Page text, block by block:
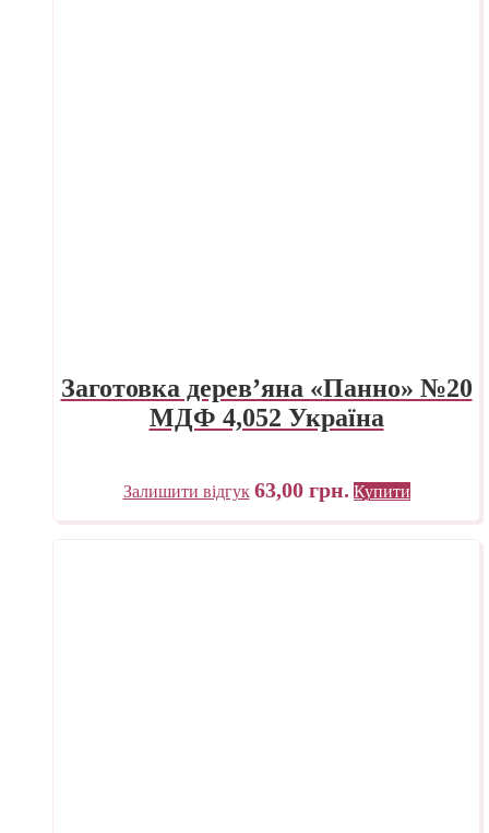
Заготовка дерев’яна «Панно» №20
МДФ 4,052 Україна
Залишити відгук 63,00 грн. Купити